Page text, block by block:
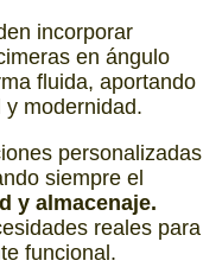
incorporar
en ángulo
fluida, aportando
modernidad.
personalizadas
siempre el
y almacenaje.
reales para
funcional.